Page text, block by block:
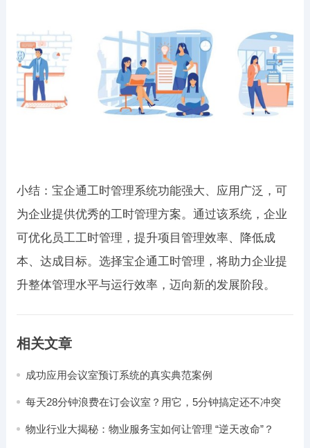
小结：宝企通工时管理系统功能强大、应用广泛，可
为企业提供优秀的工时管理方案。通过该系统，企业
可优化员工工时管理，提升项目管理效率、降低成
本、达成目标。选择宝企通工时管理，将助力企业提
升整体管理水平与运行效率，迈向新的发展阶段。
相关文章
成功应用会议室预订系统的真实典范案例
每天28分钟浪费在订会议室？用它，5分钟搞定还不冲突
物业行业大揭秘：物业服务宝如何让管理 “逆天改命”？